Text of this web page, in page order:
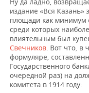
издание «Вся Казань»
площади как минимум
среди которых
влиятельным был
Свечников. Вот что, в
формуляре,
Государственного
очередной раз) на
комитета в 1914 году: